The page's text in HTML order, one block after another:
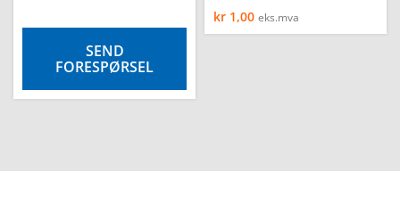
SEND
FORESPØRSEL
kr 1,00 eks.mva